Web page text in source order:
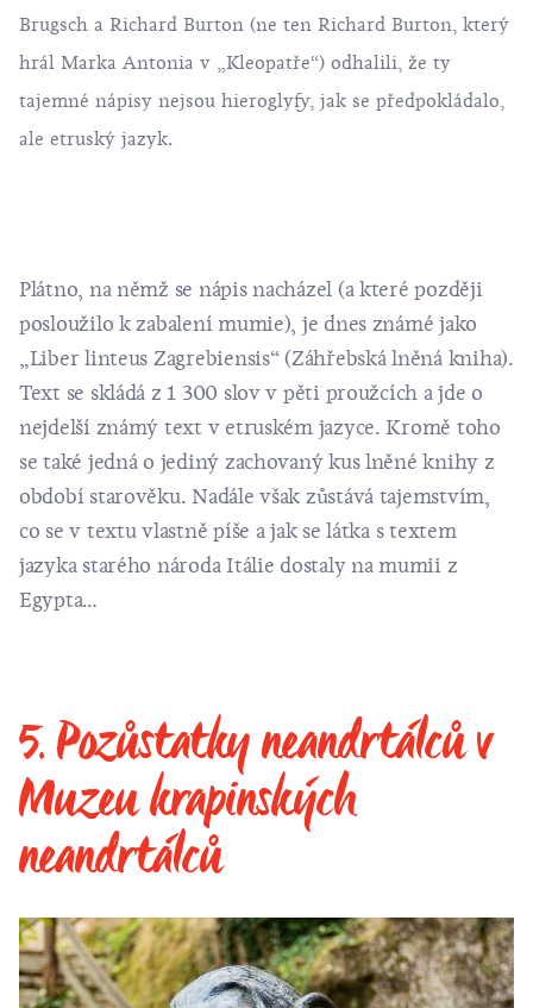
Brugsch a Richard Burton (ne ten Richard Burton, který
hrál Marka Antonia v „Kleopatře“) odhalili, že ty
tajemné nápisy nejsou hieroglyfy, jak se předpokládalo,
ale etruský jazyk.
Plátno, na němž se nápis nacházel (a které později
posloužilo k zabalení mumie), je dnes známé jako
„Liber linteus Zagrebiensis“ (Záhřebská lněná kniha).
Text se skládá z 1 300 slov v pěti proužcích a jde o
nejdelší známý text v etruském jazyce. Kromě toho
se také jedná o jediný zachovaný kus lněné knihy z
období starověku. Nadále však zůstává tajemstvím,
co se v textu vlastně píše a jak se látka s textem
jazyka starého národa Itálie dostaly na mumii z
Egypta…
5. Pozůstatky neandrtálců v
Muzeu krapinských
neandrtálců